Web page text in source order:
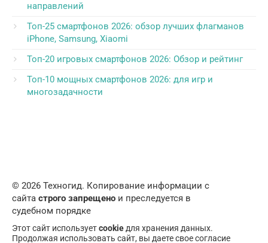
направлений
Топ-25 смартфонов 2026: обзор лучших флагманов
iPhone, Samsung, Xiaomi
Топ-20 игровых смартфонов 2026: Обзор и рейтинг
Топ-10 мощных смартфонов 2026: для игр и
многозадачности
© 2026 Техногид. Копирование информации с
сайта строго запрещено и преследуется в
судебном порядке
Этот сайт используетcookie для хранения данных.
Продолжая использовать сайт, вы даете свое согласие